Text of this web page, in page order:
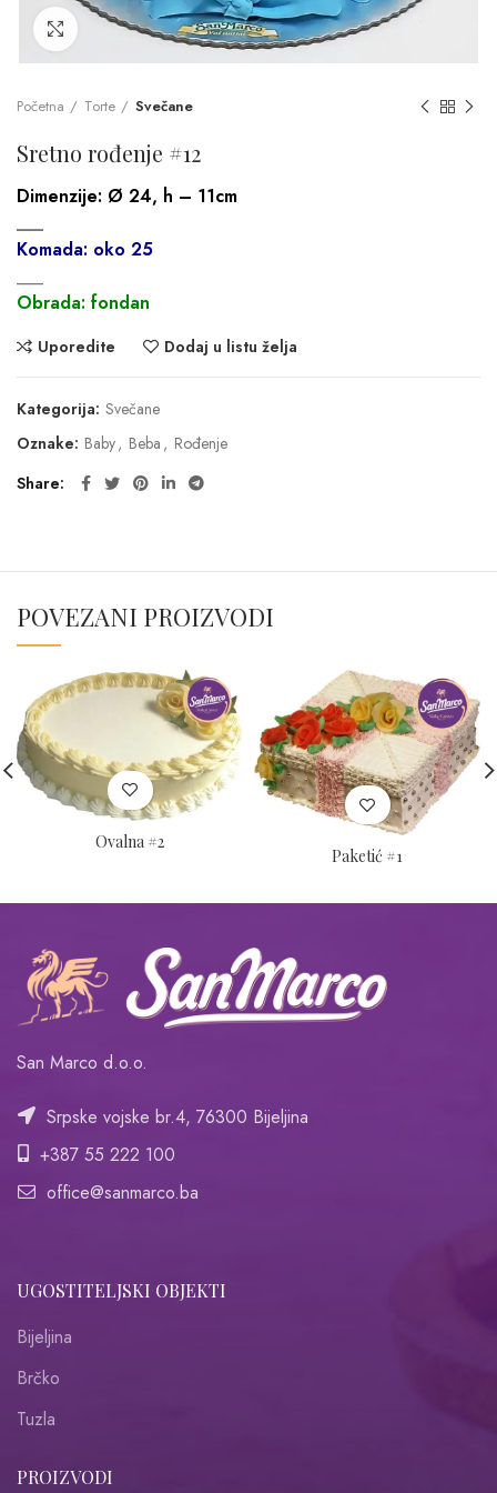
Click to enlarge
Početna Torte Svečane
Sretno rođenje #12
Dimenzije: Ø 24, h – 11cm
___
Komada: oko 25
Obrada: fondan
Uporedite Dodaj u listu želja
Kategorija: Svečane
Oznake: Baby, Beba , Rođenje
Share
POVEZANI PROIZVODI
Ovalna #2
Paketić #1
San Marco d.o.o.
Srpske vojske br.4, 76300 Bijeljina
+387 55 222 100
office@sanmarco.ba
UGOSTITELJSKI OBJEKTI
Bijeljina
Brčko
Tuzla
PROIZVODI